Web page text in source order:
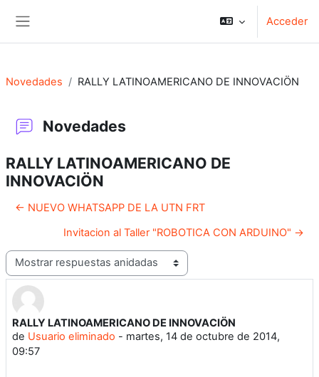
Acceder
Novedades RALLY LATINOAMERICANO DE INNOVACIÖN
Novedades
RALLY LATINOAMERICANO DE
INNOVACIÖN
← NUEVO WHATSAPP DE LA UTN FRT
Invitacion al Taller "ROBOTICA CON ARDUINO" →
Mostrar modo
RALLY LATINOAMERICANO DE INNOVACIÖN
de Usuario eliminado - martes, 14 de octubre de 2014,
09:57
Número de respuestas: 0